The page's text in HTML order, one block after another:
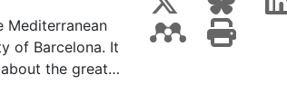
Mediterranean
of Barcelona. It
the great
aspects